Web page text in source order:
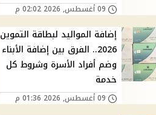
09 أغسطس, 2026 02:02 م
إضافة المواليد لبطاقة التموين
2026.. الفرق بين إضافة الأبناء
وضم أفراد الأسرة وشروط كل
خدمة
09 أغسطس, 2026 01:36 م